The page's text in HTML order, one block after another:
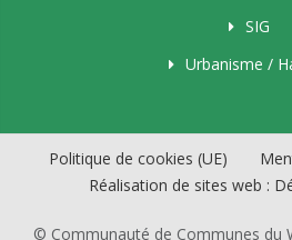
SIG
Urbanisme /
Politique de cookies (UE)
Réalisation de sites web :
© Communauté de Communes du